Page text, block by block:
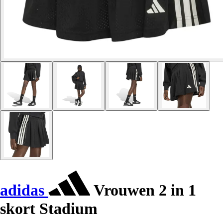
adidas
Vrouwen 2 in 1
skort Stadium